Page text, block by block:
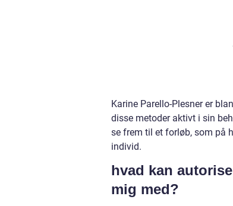
Karine Parello-Plesner er
disse metoder aktivt i sin
se frem til et forløb, som på
individ.
hvad kan
mig med?